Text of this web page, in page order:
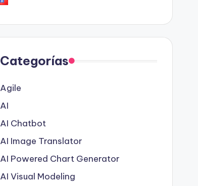
Categorías
Agile
AI
AI Chatbot
AI Image Translator
AI Powered Chart Generator
AI Visual Modeling